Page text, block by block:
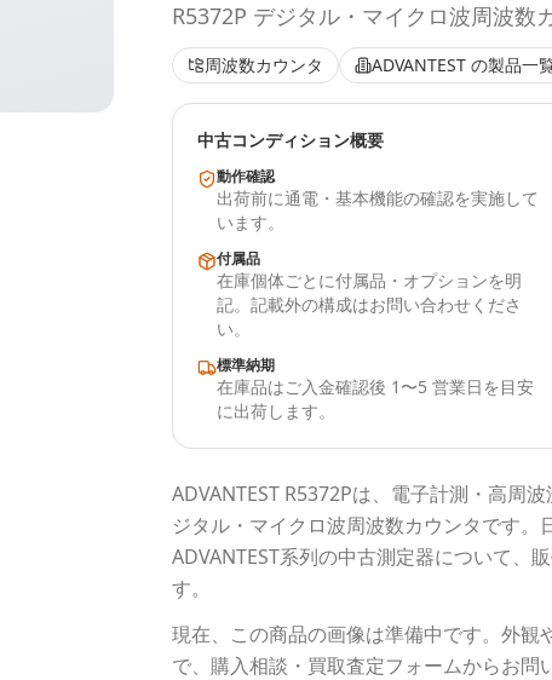
R5372P デジタル・マイクロ波周波数
周波数カウンタ ADVANTEST の製品一
中古コンディション概要
動作確認
出荷前に通電・基本機能の確認を実施して
います。
付属品
在庫個体ごとに付属品・オプションを明
記。記載外の構成はお問い合わせくださ
い。
標準納期
在庫品はご入金確認後 1〜5 営業日を目安
に出荷します。
ADVANTEST R5372Pは、電子計測・高周
ジタル・マイクロ波周波数カウンタです。
ADVANTEST系列の中古測定器について、
す。
現在、この商品の画像は準備中です。外
で、購入相談・買取査定フォームからお問